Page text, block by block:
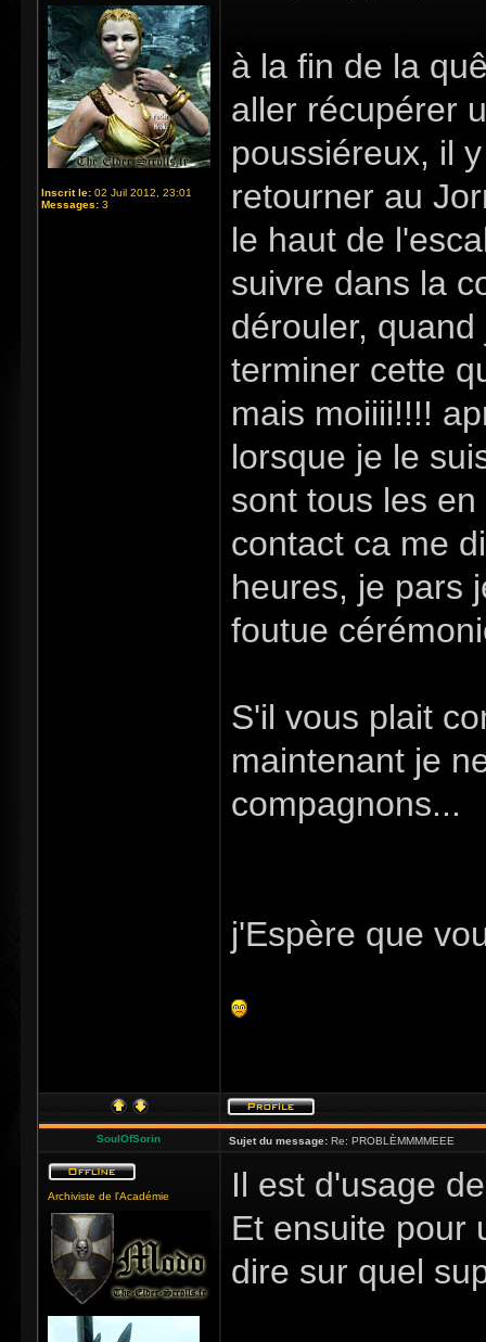
Inscrit le: 02 Juil 2012, 23:01
Messages: 3
à la fin de la
aller récupérer
poussiéreux, il
retourner au
le haut de
suivre dans la
dérouler,
terminer cette
mais moiiii!!!!
lorsque je le
sont tous les
contact ca me
heures, je pars
foutue
S'il vous plait
maintenant je
compagnons...
j'Espère que
SoulOfSorin Sujet du message: Re: PROBLÈMMMMEEE
Archiviste de l'Académie
Il est d'usage
Et ensuite pour
dire sur quel